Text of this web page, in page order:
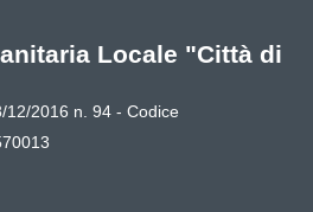
Locale "Città di
12/2016 n. 94 - Codice